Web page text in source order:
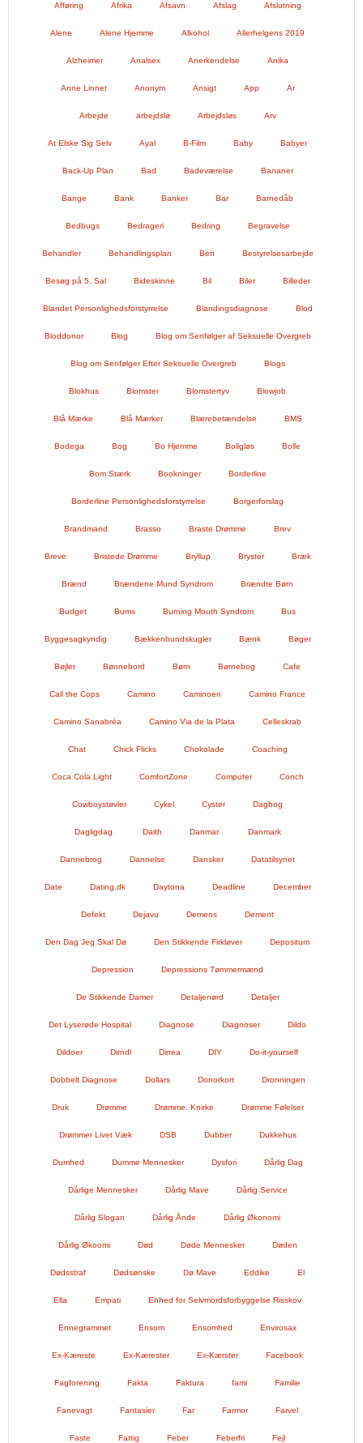
Afføring Afrika Afsavn Afslag Afslutning
Alene Alene Hjemme Alkohol Allerhelgens 2019
Alzheimer Analsex Anerkendelse Anika
Anne Linnet Anonym Ansigt App Ar
Arbejde arbejdslø Arbejdsløs Arv
At Elske Sig Selv Ayal B-Film Baby Babyer
Back-Up Plan Bad Badeværelse Bananer
Bange Bank Banker Bar Barnedåb
Bedbugs Bedrageri Bedring Begravelse
Behandler Behandlingsplan Ben Bestyrelsesarbejde
Besøg på 5. Sal Bideskinne Bil Biler Billeder
Blandet Personlighedsforstyrrelse Blandingsdiagnose Blod
Bloddonor Blog Blog om Senfølger af Seksuelle Overgreb
Blog om Senfølger Efter Seksuelle Overgreb Blogs
Blokhus Blomster Blomstertyv Blowjob
Blå Mærke Blå Mærker Blærebetændelse BMS
Bodega Bog Bo Hjemme Boligløs Bolle
Bom Stærk Bookninger Borderline
Borderline Personlighedsforstyrrelse Borgerforslag
Brandmand Brasso Braste Drømme Brev
Breve Bristede Drømme Bryllup Bryster Bræk
Brænd Brændene Mund Syndrom Brændte Børn
Budget Bums Burning Mouth Syndrom Bus
Byggesagkyndig Bækkenbundskugler Bænk Bøger
Bøjler Bønnebord Børn Børnebog Cafe
Call the Cops Camino Caminoen Camino France
Camino Sanabréa Camino Via de la Plata Celleskrab
Chat Chick Flicks Chokolade Coaching
Coca Cola Light ComfortZone Computer Conch
Cowboystøvler Cykel Cyster Dagbog
Dagligdag. Daith Danmar. Danmark
Dannebrog Dannelse Dansker Datatilsynet
Date Dating.dk Daytona Deadline December
Defekt Dejavu Demens Dement
Den Dag Jeg Skal Dø Den Stikkende Firkløver Depositum
Depression Depressions Tømmermænd
De Stikkende Damer Detaljenørd Detaljer
Det Lyserøde Hospital Diagnose Diagnoser Dildo
Dildoer Dirndl Dirrea DIY Do-it-yourself
Dobbelt Diagnose Dollars Donorkort Dronningen
Druk Drømme Drømme. Knirke Drømme Følelser
Drømmer Livet Væk DSB Dubber Dukkehus
Dumhed Dumme Mennesker Dysfori Dårlig Dag
Dårlige Mennesker Dårlig Mave Dårlig Service
Dårlig Slogan Dårlig Ånde Dårlig Økonomi
Dårlig Økoomi Død Døde Mennesker Døden
Dødsstraf Dødsønske Dø Mave Eddike El
Ella Empati Enhed for Selvmordsforbyggelse Risskov
Ennegrammet Ensom Ensomhed Envirosax
Ex-Kæreste Ex-Kærester Ex-Kærster Facebook
Fagforening Fakta Faktura fami Familie
Fanevagt Fantasier Far Farmor Farvel
Faste Fattig Feber Feberfri Fejl